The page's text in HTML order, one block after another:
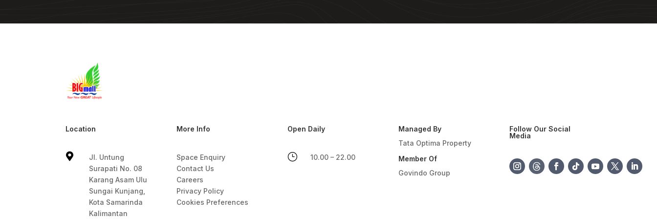
Location

Jl. Untung
Surapati No. 08
Karang Asam Ulu
Sungai Kunjang,
Kota Samarinda
Kalimantan
More Info
Space Enquiry
Contact Us
Careers
Privacy Policy
Cookies Preferences
Open Daily
} 10.00 – 22.00
Managed By
Tata Optima Property
Member Of
Govindo Group
Follow Our Social
Media